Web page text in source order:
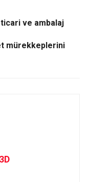
ticari ve ambalaj
mürekkeplerini